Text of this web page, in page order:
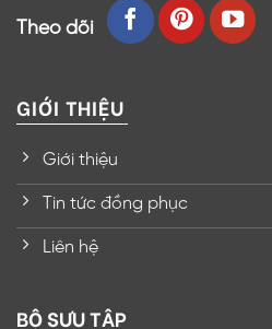
Theo dõi
GIỚI THIỆU
Giới thiệu
Tin tức đồng phục
Liên hệ
BỘ SƯU TẬP